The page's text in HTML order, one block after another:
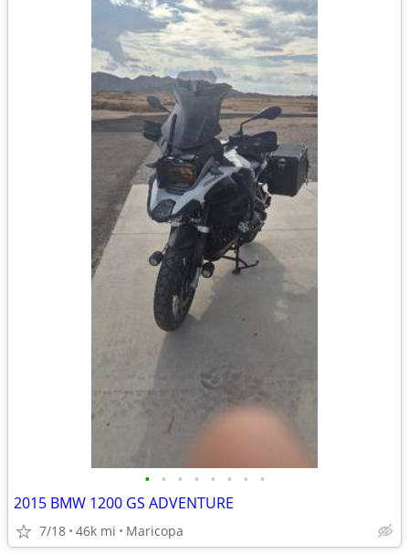
• • • • • • • •
2015 BMW 1200 GS ADVENTURE
7/18 46k mi Maricopa